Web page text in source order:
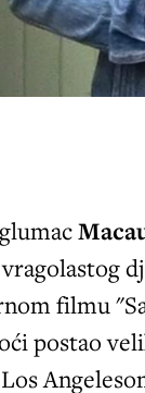
filmu
postao